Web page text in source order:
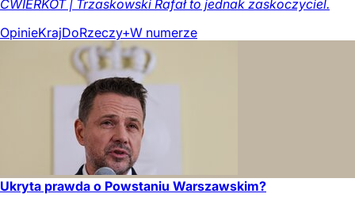
ĆWIERKOT | Trzaskowski Rafał to jednak zaskoczyciel.
OpinieKrajDoRzeczy+W numerze
Ukryta prawda o Powstaniu Warszawskim?